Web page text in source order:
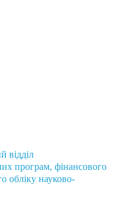
відділ
програм, фінансового
обліку науково-